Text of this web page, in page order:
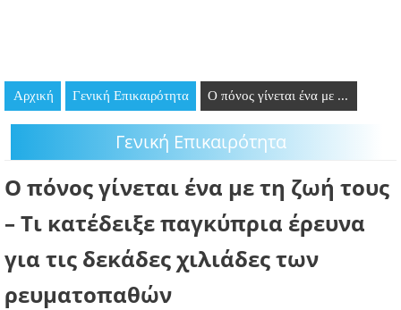
ΘΕΣΕΙΣ ΕΡΓΑΣΙΑΣ
ΠΡΟΣΩΠΑ
ΛΑΡΝΑΚΑ 2030
Αρχική Γενική Επικαιρότητα Ο πόνος γίνεται ένα με ...
Γενική Επικαιρότητα
Ο πόνος γίνεται ένα με τη ζωή τους
– Τι κατέδειξε παγκύπρια έρευνα
για τις δεκάδες χιλιάδες των
ρευματοπαθών